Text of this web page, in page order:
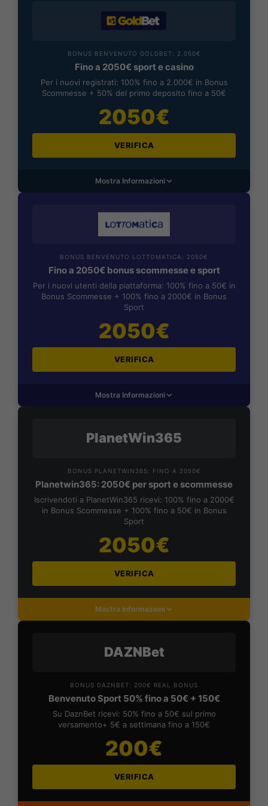
BONUS BENVENUTO GOLDBET: 2.050€
Fino a 2050€ sport e casino
Per i nuovi registrati: 100% fino a 2.000€ in Bonus
Scommesse + 50% del primo deposito fino a 50€
2050€
VERIFICA
Mostra Informazioni
BONUS BENVENUTO LOTTOMATICA: 2050€
Fino a 2050€ bonus scommesse e sport
Per i nuovi utenti della piattaforma: 100% fino a 50€ in
Bonus Scommesse + 100% fino a 2000€ in Bonus
Sport
2050€
VERIFICA
Mostra Informazioni
PlanetWin365
BONUS PLANETWIN365: FINO A 2050€
Planetwin365: 2050€ per sport e scommesse
Iscrivendoti a PlanetWin365 ricevi: 100% fino a 2000€
in Bonus Scommesse + 100% fino a 50€ in Bonus
Sport
2050€
VERIFICA
Mostra Informazioni
DAZNBet
BONUS DAZNBET: 200€ REAL BONUS
Benvenuto Sport 50% fino a 50€ + 150€
Su DaznBet ricevi: 50% fino a 50€ sul primo
versamento+ 5€ a settimana fino a 150€
200€
VERIFICA